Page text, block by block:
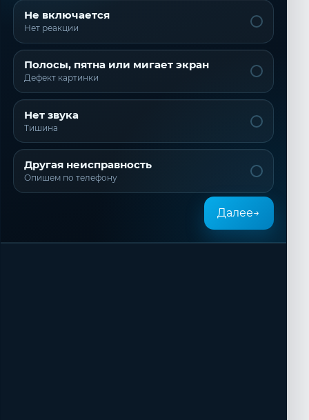
Не включается
Нет реакции
Полосы, пятна или мигает экран
Дефект картинки
Нет звука
Тишина
Другая неисправность
Опишем по телефону
Далее→